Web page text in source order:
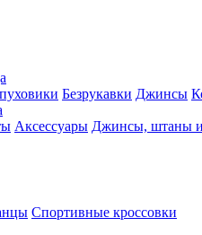
Безрукавки Джинсы
Аксессуары Джинсы, штаны
Спортивные кроссовки